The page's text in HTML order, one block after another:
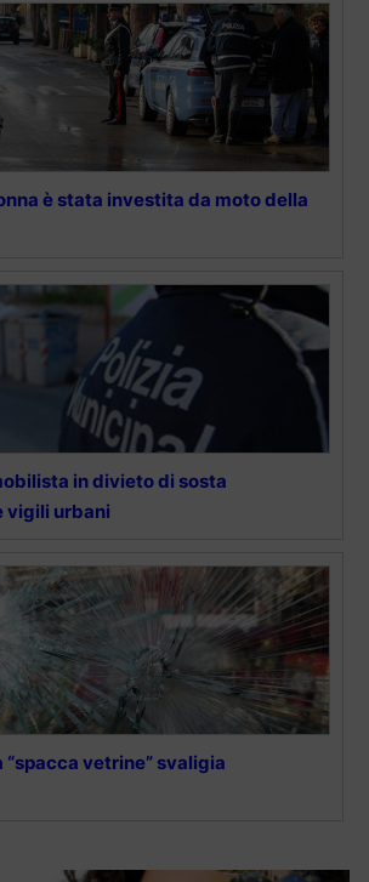
è stata investita da moto della
in divieto di sosta
vigili urbani
“spacca vetrine” svaligia